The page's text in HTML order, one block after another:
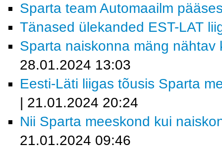
Sparta team Automaailm
Tänased ülekanded EST-LAT
Sparta naiskonna mäng nähtav
28.01.2024 13:03
Eesti-Läti liigas tõusis Sparta
| 21.01.2024 20:24
Nii Sparta meeskond kui
21.01.2024 09:46